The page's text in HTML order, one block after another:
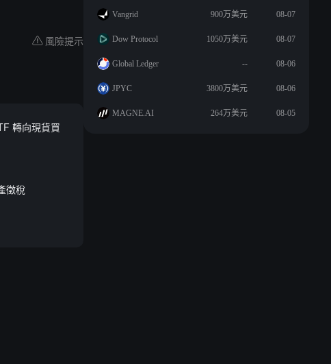
風險提示
轉向現貨買
徵稅
Vangrid 900万美元 08-07
Dow Protocol 1050万美元 08-07
Global Ledger -- 08-06
JPYC 3800万美元 08-06
MAGNE.AI 264万美元 08-05